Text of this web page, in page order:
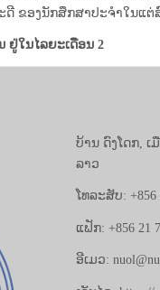
ຂອງນັກສຶກສາປະຈຳໃນແຕ່
ຢູ່ໃນໄລຍະເດືອນ 2
ບ້ານ ດົງໂດກ, ເ
ລາວ
ໂທລະສັບ: +856
ແຟັກ: +856 21
ອີເມວ: